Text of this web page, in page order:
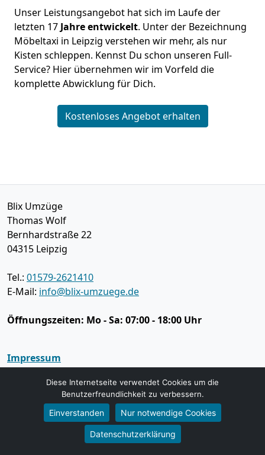
Unser Leistungsangebot hat sich im Laufe der
letzten 17 Jahre entwickelt. Unter der Bezeichnung
Möbeltaxi in Leipzig verstehen wir mehr, als nur
Kisten schleppen. Kennst Du schon unseren Full-
Service? Hier übernehmen wir im Vorfeld die
komplette Abwicklung für Dich.
Kostenloses Angebot erhalten
Blix Umzüge
Thomas Wolf
Bernhardstraße 22
04315 Leipzig
Tel.: 01579-2621410
E-Mail: info@blix-umzuege.de
Öffnungszeiten: Mo - Sa: 07:00 - 18:00 Uhr
Impressum
Umzugsservice
Umzugsservice Leipzig
Büroumzug Leipzig
Diese Internetseite verwendet Cookies um die
Benutzerfreundlichkeit zu verbessern.
Einverstanden Nur notwendige Cookies
Datenschutzerklärung